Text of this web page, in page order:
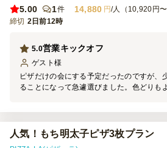
5.00
1件 14,880 円/人（10,920円〜
締切 2日前12時
営業キックオフ
5.0
ゲスト 様
ピザだけの会にする予定だったのですが、
ることになって急遽選びました。色どりも
人気！もち明太子ピザ3枚プラン